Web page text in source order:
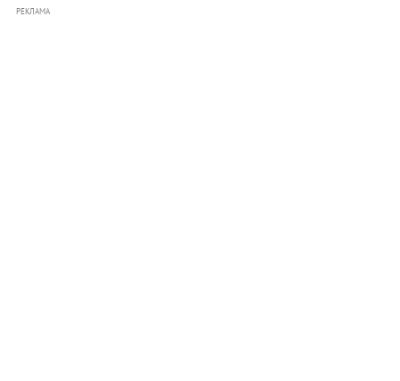
РЕКЛАМА